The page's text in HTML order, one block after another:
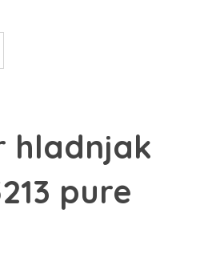
hladnjak
pure